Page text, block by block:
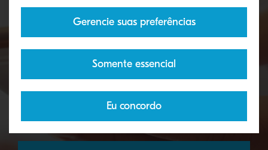
Fale conosco!
Nossos especialistas da Kyocera estão prontos
para responder às suas perguntas, resolver seus
desafios, lidar com suas consultas de vendas ou
agendar uma demonstração.
Gerencie suas preferências
Somente essencial
Eu concordo